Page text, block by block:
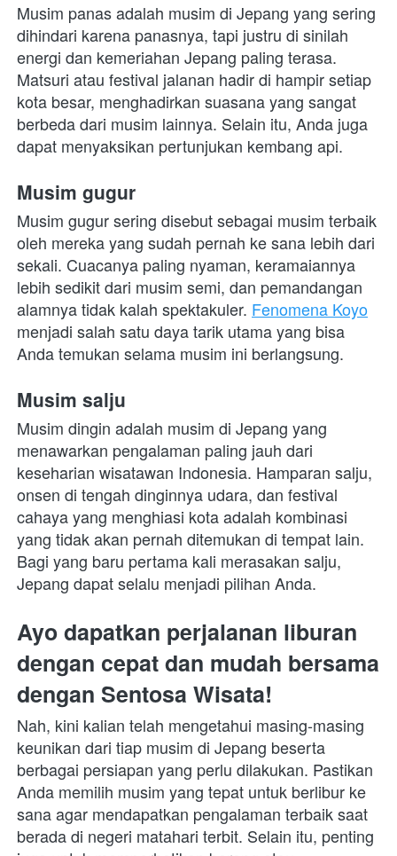
Musim panas adalah musim di Jepang yang sering
dihindari karena panasnya, tapi justru di sinilah
energi dan kemeriahan Jepang paling terasa.
Matsuri atau festival jalanan hadir di hampir setiap
kota besar, menghadirkan suasana yang sangat
berbeda dari musim lainnya. Selain itu, Anda juga
dapat menyaksikan pertunjukan kembang api.
Musim gugur
Musim gugur sering disebut sebagai musim terbaik
oleh mereka yang sudah pernah ke sana lebih dari
sekali. Cuacanya paling nyaman, keramaiannya
lebih sedikit dari musim semi, dan pemandangan
alamnya tidak kalah spektakuler. Fenomena Koyo
menjadi salah satu daya tarik utama yang bisa
Anda temukan selama musim ini berlangsung.
Musim salju
Musim dingin adalah musim di Jepang yang
menawarkan pengalaman paling jauh dari
keseharian wisatawan Indonesia. Hamparan salju,
onsen di tengah dinginnya udara, dan festival
cahaya yang menghiasi kota adalah kombinasi
yang tidak akan pernah ditemukan di tempat lain.
Bagi yang baru pertama kali merasakan salju,
Jepang dapat selalu menjadi pilihan Anda.
Ayo dapatkan perjalanan liburan
dengan cepat dan mudah bersama
dengan Sentosa Wisata!
Nah, kini kalian telah mengetahui masing-masing
keunikan dari tiap musim di Jepang beserta
berbagai persiapan yang perlu dilakukan. Pastikan
Anda memilih musim yang tepat untuk berlibur ke
sana agar mendapatkan pengalaman terbaik saat
berada di negeri matahari terbit. Selain itu, penting